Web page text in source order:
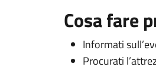
Cosa fare
Informati
Procurati